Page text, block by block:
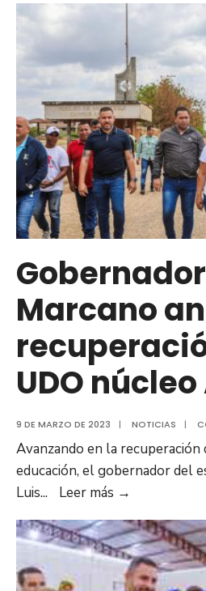
avance
de
los
trabajos
de
de
la
UDO
Barcelona
Marcano
UDO
9 DE MARZO DE 2023 | NOTICIAS |
Avanzando en la recuperación
educación, el gobernador del
Luis... Leer más →
Marcano
anunció
recuperación